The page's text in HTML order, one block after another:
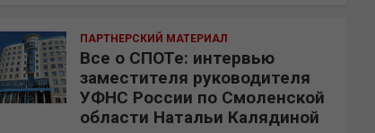
ПАРТНЕРСКИЙ МАТЕРИАЛ
Все о СПОТе: интервью
заместителя руководителя
УФНС России по Смоленской
области Натальи Калядиной